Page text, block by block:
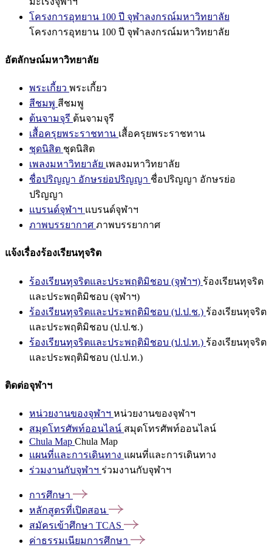
โครงการอุทยาน 100 ปี จุฬาลงกรณ์มหาวิทยาลัย
โครงการอุทยาน 100 ปี จุฬาลงกรณ์มหาวิทยาลัย
อัตลักษณ์มหาวิทยาลัย
พระเกี้ยว พระเกี้ยว
สีชมพู สีชมพู
ต้นจามจุรี ต้นจามจุรี
เสื้อครุยพระราชทาน เสื้อครุยพระราชทาน
ชุดนิสิต ชุดนิสิต
เพลงมหาวิทยาลัย เพลงมหาวิทยาลัย
ชื่อปริญญา อักษรย่อปริญญา ชื่อปริญญา อักษรย่อ
ปริญญา
แบรนด์จุฬาฯ แบรนด์จุฬาฯ
ภาพบรรยากาศ ภาพบรรยากาศ
แจ้งเรื่องร้องเรียนทุจริต
ร้องเรียนทุจริตและประพฤติมิชอบ (จุฬาฯ) ร้องเรียนทุจริต
และประพฤติมิชอบ (จุฬาฯ)
ร้องเรียนทุจริตและประพฤติมิชอบ (ป.ป.ช.) ร้องเรียนทุจริต
และประพฤติมิชอบ (ป.ป.ช.)
ร้องเรียนทุจริตและประพฤติมิชอบ (ป.ป.ท.) ร้องเรียนทุจริต
และประพฤติมิชอบ (ป.ป.ท.)
ติดต่อจุฬาฯ
หน่วยงานของจุฬาฯ หน่วยงานของจุฬาฯ
สมุดโทรศัพท์ออนไลน์ สมุดโทรศัพท์ออนไลน์
Chula Map Chula Map
แผนที่และการเดินทาง แผนที่และการเดินทาง
ร่วมงานกับจุฬาฯ ร่วมงานกับจุฬาฯ
การศึกษา
หลักสูตรที่เปิดสอน
สมัครเข้าศึกษา TCAS
ค่าธรรมเนียมการศึกษา